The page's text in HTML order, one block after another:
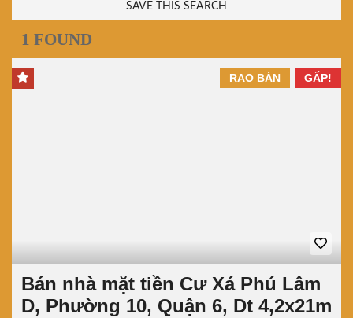
SAVE THIS SEARCH
1 FOUND
GẤP!
RAO BÁN
Bán nhà mặt tiền Cư Xá Phú Lâm
D, Phường 10, Quận 6, Dt 4,2x21m